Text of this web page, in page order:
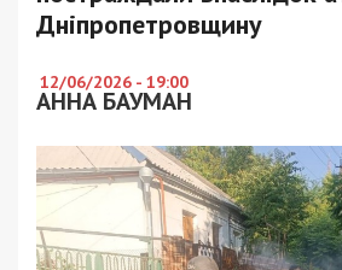
Дніпропетровщину
12/06/2026 - 19:00
АННА БАУМАН